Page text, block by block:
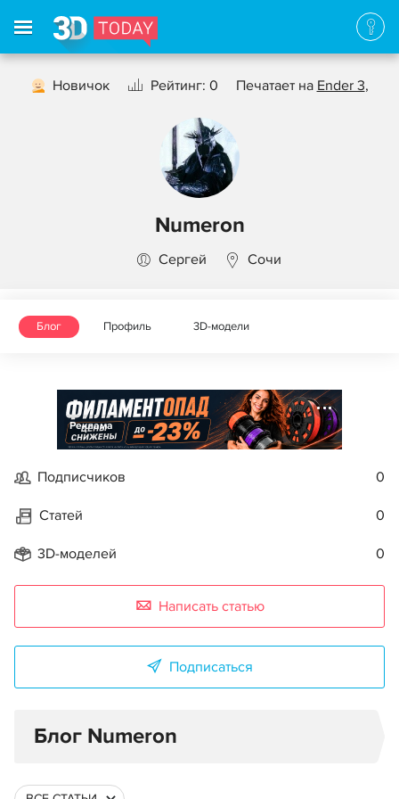
Новичок Рейтинг: 0 Печатает на Ender 3,
Numeron
Сергей Сочи
Блог Профиль 3D-модели
Реклама
Подписчиков 0
Статей 0
3D-моделей 0
Написать статью
Подписаться
Блог Numeron